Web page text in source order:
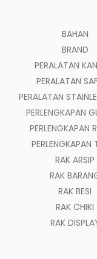
BAHAN
BRAND
PERALATAN
PERALATAN
PERALATAN
PERLENGKAPAN
PERLENGKAPAN
PERLENGKAPAN
RAK ARSIP
RAK
RAK BESI
RAK CHIKI
RAK